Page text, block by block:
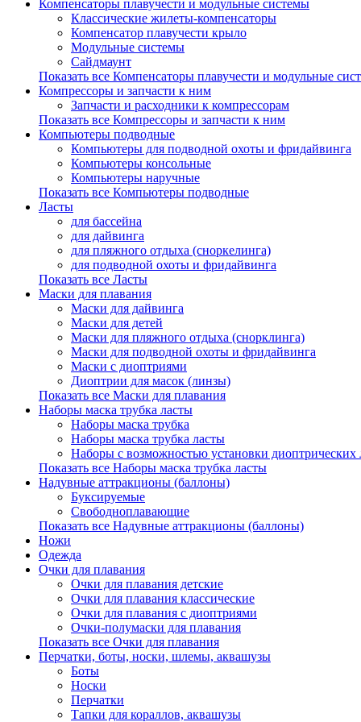
Компенсаторы плавучести и модульные системы
Классические жилеты-компенсаторы
Компенсатор плавучести крыло
Модульные системы
Сайдмаунт
Показать все Компенсаторы плавучести и модульные
Компрессоры и запчасти к ним
Запчасти и расходники к компрессорам
Показать все Компрессоры и запчасти к ним
Компьютеры подводные
Компьютеры для подводной охоты и фридайвинга
Компьютеры консольные
Компьютеры наручные
Показать все Компьютеры подводные
Ласты
для бассейна
для дайвинга
для пляжного отдыха (сноркелинга)
для подводной охоты и фридайвинга
Показать все Ласты
Маски для плавания
Маски для дайвинга
Маски для детей
Маски для пляжного отдыха (снорклинга)
Маски для подводной охоты и фридайвинга
Маски с диоптриями
Диоптрии для масок (линзы)
Показать все Маски для плавания
Наборы маска трубка ласты
Наборы маска трубка
Наборы маска трубка ласты
Наборы с возможностью установки диоптрических
Показать все Наборы маска трубка ласты
Надувные аттракционы (баллоны)
Буксируемые
Свободноплавающие
Показать все Надувные аттракционы (баллоны)
Ножи
Одежда
Очки для плавания
Очки для плавания детские
Очки для плавания классические
Очки для плавания с диоптриями
Очки-полумаски для плавания
Показать все Очки для плавания
Перчатки, боты, носки, шлемы, аквашузы
Боты
Носки
Перчатки
Тапки для кораллов, аквашузы